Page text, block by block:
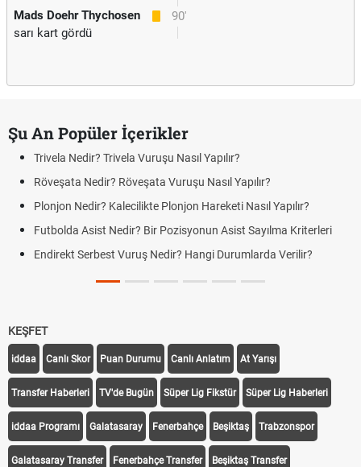
90'
Mads Doehr Thychosen
sarı kart gördü
Şu An Popüler İçerikler
Trivela Nedir? Trivela Vuruşu Nasıl Yapılır?
Röveşata Nedir? Röveşata Vuruşu Nasıl Yapılır?
Plonjon Nedir? Kalecilikte Plonjon Hareketi Nasıl Yapılır?
Futbolda Asist Nedir? Bir Pozisyonun Asist Sayılma Kriterleri
Endirekt Serbest Vuruş Nedir? Hangi Durumlarda Verilir?
KEŞFET
iddaa Canlı Skor Puan Durumu Canlı Anlatım At Yarışı
Transfer Haberleri TV'de Bugün Süper Lig Fikstür Süper Lig Haberleri
iddaa Programı Galatasaray Fenerbahçe Beşiktaş Trabzonspor
Galatasaray Transfer Fenerbahçe Transfer Beşiktaş Transfer